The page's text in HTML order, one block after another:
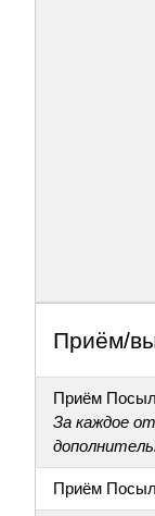
Приём/
Приём
За каждое
Приём